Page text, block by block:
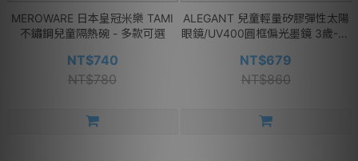
MEROWARE 日本皇冠米樂 TAMI
不鏽鋼兒童隔熱碗 - 多款可選
NT$740
NT$780
ALEGANT 兒童輕量矽膠彈性太陽
眼鏡/UV400圓框偏光墨鏡 3歲-10
NT$679
NT$860